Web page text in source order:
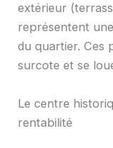
extérieur
représentent
du quartier. Ces
surcote et se
Le centre
rentabilité